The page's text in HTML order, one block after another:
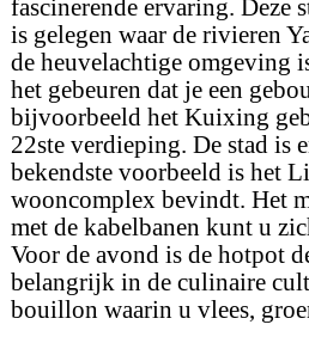
fascinerende ervaring. Deze
is gelegen waar de rivieren
de heuvelachtige omgeving
het gebeuren dat je een
bijvoorbeeld het Kuixing
22ste verdieping. De stad is
bekendste voorbeeld is het
wooncomplex bevindt. Het
met de kabelbanen kunt u
Voor de avond is de hotpot
belangrijk in de culinaire
bouillon waarin u vlees,